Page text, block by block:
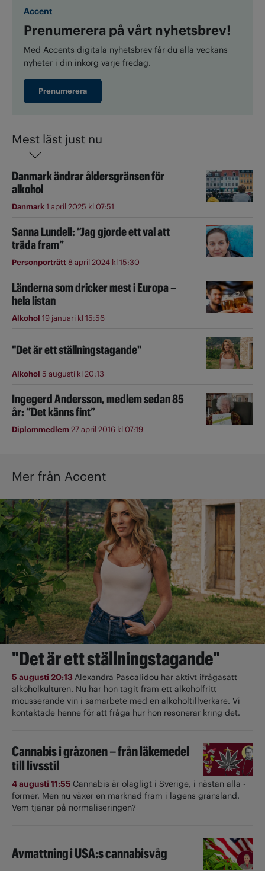
Accent
Prenumerera på vårt nyhetsbrev!
Med Accents digitala nyhetsbrev får du alla veckans
nyheter i din inkorg varje fredag.
Prenumerera
Mest läst just nu
Danmark ändrar åldersgränsen för
alkohol
Danmark1 april 2025 kl 07:51
Sanna Lundell: ”Jag gjorde ett val att
träda fram”
Personporträtt8 april 2024 kl 15:30
Länderna som dricker mest i Europa –
hela listan
Alkohol 19 januari kl 15:56
"Det är ett ställningstagande"
Alkohol 5 augusti kl 20:13
Ingegerd Andersson, medlem sedan 85
år: ”Det känns fint”
Diplommedlem27 april 2016 kl 07:19
Mer från Accent
"Det är ett ställningstagande"
5 augusti 20:13Alexandra Pascalidou har aktivt ifrågasatt
alkoholkulturen. Nu har hon tagit fram ett alkoholfritt
mousserande vin i samarbete med en alkoholtillverkare. Vi
kontaktade henne för att fråga hur hon resonerar kring det.
Cannabis i gråzonen – från läkemedel
till livsstil
4 augusti 11:55 Cannabis är olagligt i ­Sverige, i nästan alla ­
former. Men nu växer en marknad fram i lagens gränsland.
Vem tjänar på normaliseringen?
Avmattning i USA:s cannabisvåg